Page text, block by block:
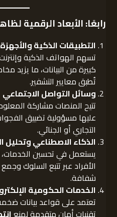
رابعًا: الأبعاد الرقمية
التطبيقات الذكية
تسهم الهواتف الذكية
كبيرة من البيانات، ما يزيد
تُطبق معايير التشفير.
وسائل التواصل الاجتماعي
تتيح المنصات مشاركة
عليها مسؤولية تضييق
التجاري أو الجنائي.
الذكاء الاصطناعي وتحليل
يستعمل في تحسين
الأفراد عبر تتبع السلوك
شفافة.
الخدمات الحكومية
تعتمد على قواعد بيانات
تقنيات أمان متقدمة لمنع